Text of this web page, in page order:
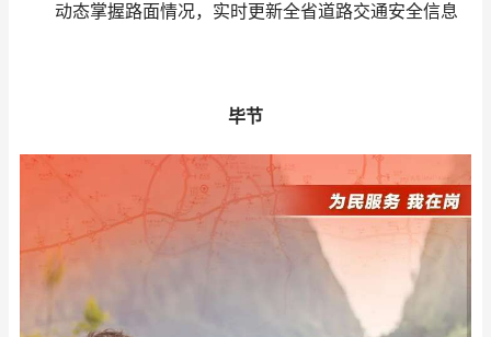
动态掌握路面情况，实时更新全省道路交通安全信息
毕节